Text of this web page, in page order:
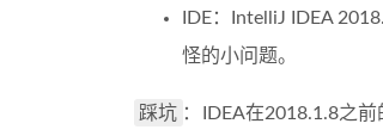
IDE：IntelliJ IDEA
怪的小问题。
踩坑 ：IDEA在2018.1.8之